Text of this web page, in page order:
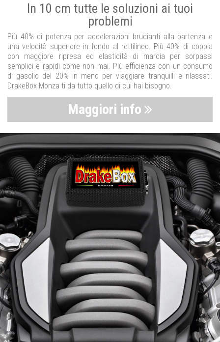
In 10 cm tutte le soluzioni ai tuoi
problemi
Più 40% di potenza per accelerazioni brucianti alla partenza e
una velocità superiore in fondo al rettilineo. Più 40% di coppia
con maggiore ripresa ed elasticità di marcia per sorpassi
semplici e rapidi come non mai. Più efficienza con un consumo
di gasolio del 20% in meno per viaggiare tranquilli e rilassati.
DrakeBox Monza ti da tutto quello di cui hai bisogno.
Maggiori info